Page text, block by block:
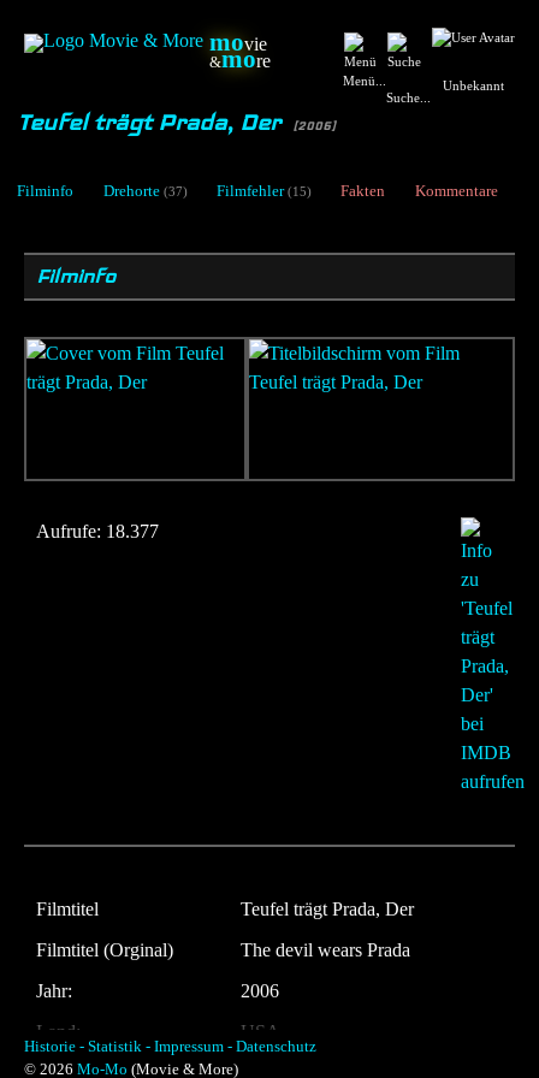
movie
&more
Menü...
Suche...
Unbekannt
Teufel trägt Prada, Der [2006]
Filminfo Drehorte (37) Filmfehler (15) Fakten Kommentare
Filminfo
Aufrufe: 18.377
Filmtitel
Teufel trägt Prada, Der
Filmtitel (Orginal)
The devil wears Prada
Jahr:
2006
Land:
USA
Laufzeit:
Historie - Statistik - Impressum - Datenschutz
© 2026 Mo-Mo (Movie & More)